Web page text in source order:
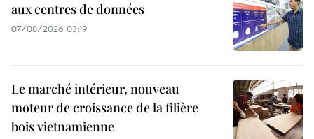
aux centres de données
07/08/2026 03:19
Le marché intérieur, nouveau
moteur de croissance de la filière
bois vietnamienne